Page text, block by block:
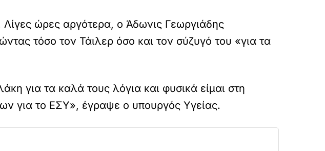
ώρες αργότερα, ο Άδωνις Γεωργιάδης
τόσο τον Τάιλερ όσο και τον σύζυγό του «για τα
για τα καλά τους λόγια και φυσικά είμαι στη
για το ΕΣΥ», έγραψε ο υπουργός Υγείας.